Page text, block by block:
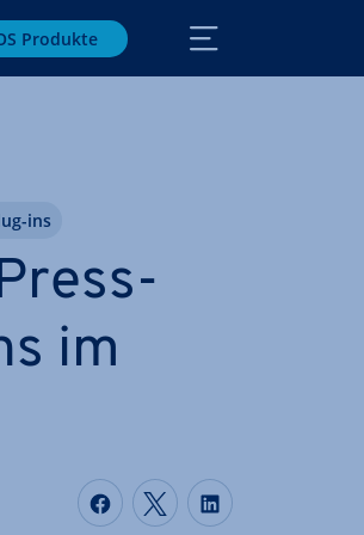
Produkte
im
Auf Facebook teilen
Auf Twitter
Auf
ins